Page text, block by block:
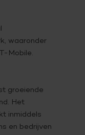
waaronder
Mobile.
groeiende
Het
inmiddels
en bedrijven